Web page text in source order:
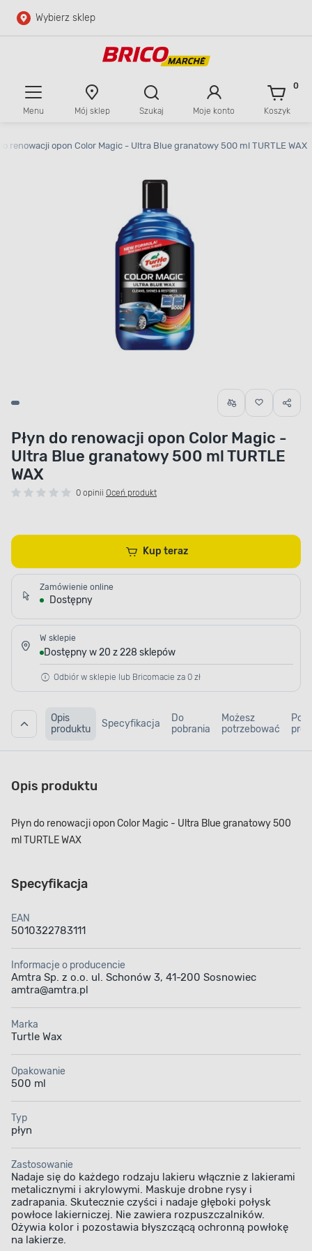
Przejdź do głównej zawartości
Wybierz sklep
Menu Mój sklep Szukaj Moje konto Koszyk
0
renowacji opon Color Magic - Ultra Blue granatowy 500 ml TURTLE WAX
Płyn do renowacji opon Color Magic -
Ultra Blue granatowy 500 ml TURTLE
WAX
0 opinii Oceń produkt
Kup teraz
Zamówienie online
Dostępny
W sklepie
Dostępny w 20 z 228 sklepów
Odbiór w sklepie lub Bricomacie za 0 zł
Opis
produktu
Specyfikacja
Do
pobrania
Możesz
potrzebować
Opis produktu
Płyn do renowacji opon Color Magic - Ultra Blue granatowy 500
ml TURTLE WAX
Specyfikacja
EAN
5010322783111
Informacje o producencie
Amtra Sp. z o.o. ul. Schonów 3, 41-200 Sosnowiec
amtra@amtra.pl
Marka
Turtle Wax
Opakowanie
500 ml
Typ
płyn
Zastosowanie
Nadaje się do każdego rodzaju lakieru włącznie z lakierami
metalicznymi i akrylowymi. Maskuje drobne rysy i
zadrapania. Skutecznie czyści i nadaje głęboki połysk
powłoce lakierniczej. Nie zawiera rozpuszczalników.
Ożywia kolor i pozostawia błyszczącą ochronną powłokę
na lakierze.